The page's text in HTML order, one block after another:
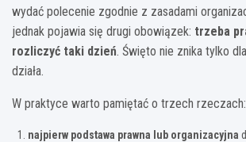
wydać polecenie zgodnie z zasadami
jednak pojawia się drugi obowiązek: trzeba
rozliczyć taki dzień. Święto nie znika tylko
działa.
W praktyce warto pamiętać o trzech rzeczach:
najpierw podstawa prawna lub organizacyjna